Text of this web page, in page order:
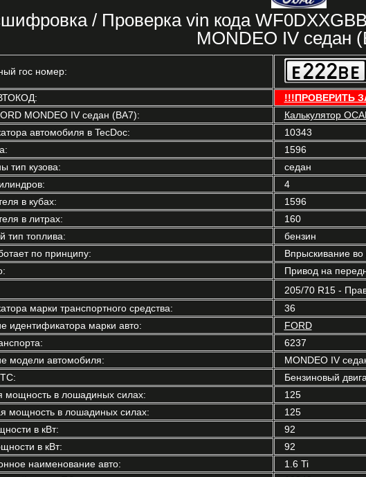
/ Проверка vin кода
MONDEO IV седан
гос номер:
!!!ПРОВЕРИТЬ
MONDEO IV седан (BA7):
Калькулятор
автомобиля в TecDoc:
10343
1596
тип кузова:
седан
4
в кубах:
1596
в литрах:
160
тип топлива:
бензин
по принципу:
Впрыскивание во
Привод на
205/70 R15 -
марки транспортного средства:
36
идентификатора марки авто:
FORD
6237
модели автомобиля:
MONDEO IV
Бензиновый
мощность в лошадиных силах:
125
мощность в лошадиных силах:
125
в кВт:
92
в кВт:
92
наименование авто:
1.6 Ti